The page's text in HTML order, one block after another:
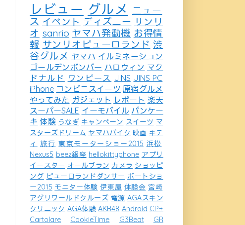
レビュー グルメ ニュー
ス イベント ディズニー サンリ
オ sanrio ヤマハ発動機 お得情
報 サンリオピューロランド 渋
谷グルメ ヤマハ イルミネーション
ゴールデンボンバー ハロウィン マク
ドナルド ワンピース JINS JINS PC
iPhone コンビニスイーツ 原宿グルメ
やってみた ガジェット レポート 楽天
スーパーSALE イーモバイル パンケー
キ 体験 うなぎ キャンペーン スイーツ マ
スターズドリーム ヤマハバイク 映画 キテ
ィ 旅行 東京モーターショー2015 浜松
Nexus5 beez銀座 hellokittyphone アプリ
イースター オールブラン カメラ ショッピ
ング ピューロランドダンサー ボートショ
ー2015 モニター体験 伊東屋 体験会 宮崎
アグリワールドクルーズ 電源 AGAスキン
クリニック AGA体験 AKB48 Android CP+
Cartolare
CookieTime G3Beat
GR